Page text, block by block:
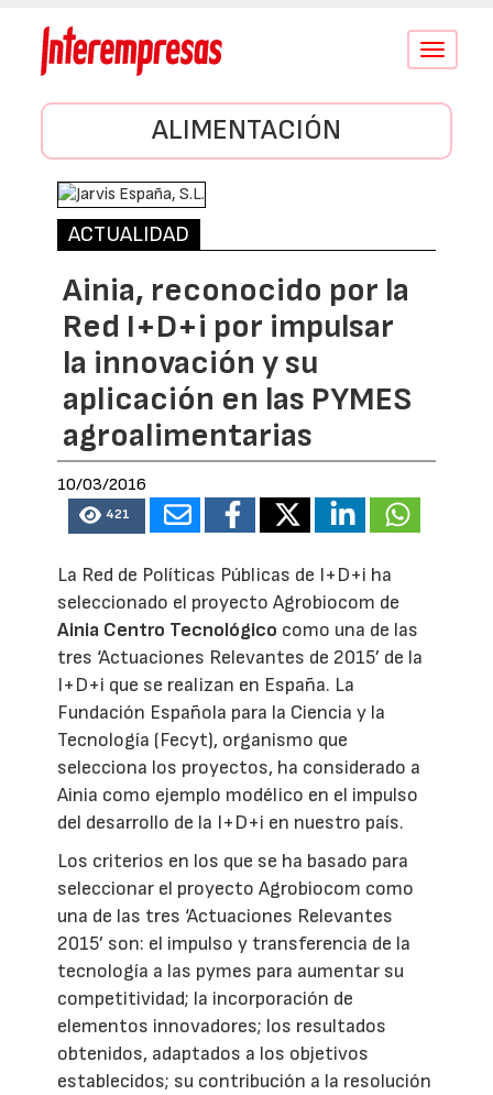
Conmutar
ALIMENTACIÓN
ACTUALIDAD
Ainia, reconocido por la
Red I+D+i por impulsar
la innovación y su
aplicación en las PYMES
agroalimentarias
10/03/2016
421
La Red de Políticas Públicas de I+D+i ha
seleccionado el proyecto Agrobiocom de
Ainia Centro Tecnológico como una de las
tres ‘Actuaciones Relevantes de 2015’ de la
I+D+i que se realizan en España. La
Fundación Española para la Ciencia y la
Tecnología (Fecyt), organismo que
selecciona los proyectos, ha considerado a
Ainia como ejemplo modélico en el impulso
del desarrollo de la I+D+i en nuestro país.
Los criterios en los que se ha basado para
seleccionar el proyecto Agrobiocom como
una de las tres ‘Actuaciones Relevantes
2015’ son: el impulso y transferencia de la
tecnología a las pymes para aumentar su
competitividad; la incorporación de
elementos innovadores; los resultados
obtenidos, adaptados a los objetivos
establecidos; su contribución a la resolución